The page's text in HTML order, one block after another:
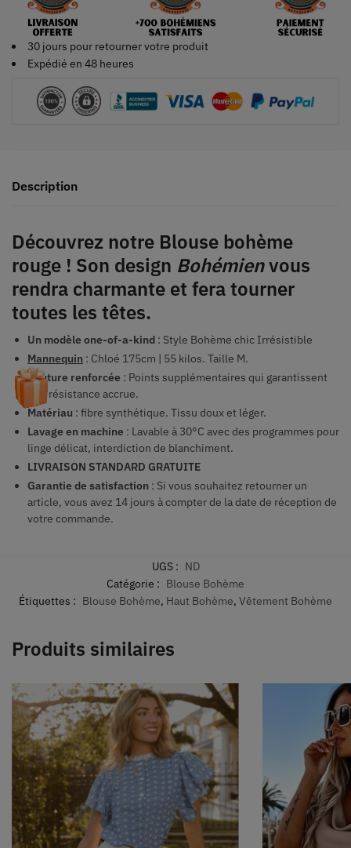
30 jours pour retourner votre produit
Expédié en 48 heures
Description
Découvrez notre Blouse bohème
rouge ! Son design Bohémienvous
rendra charmante et fera tourner
toutes les têtes.
Un modèle one-of-a-kind : Style Bohème chic Irrésistible
Mannequin : Chloé 175cm | 55 kilos. Taille M.
Couture renforcée : Points supplémentaires qui garantissent
une résistance accrue.
Matériau : fibre synthétique. Tissu doux et léger.
Lavage en machine : Lavable à 30°C avec des programmes pour
linge délicat, interdiction de blanchiment.
LIVRAISON STANDARD GRATUITE
Garantie de satisfaction : Si vous souhaitez retourner un
article, vous avez 14 jours à compter de la date de réception de
votre commande.
UGS : ND
Catégorie : Blouse Bohème
Étiquettes : Blouse Bohème, Haut Bohème, Vêtement Bohème
Produits similaires